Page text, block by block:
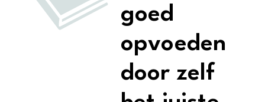
goed
opvoeden
door zelf